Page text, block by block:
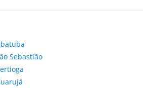
Sebastião